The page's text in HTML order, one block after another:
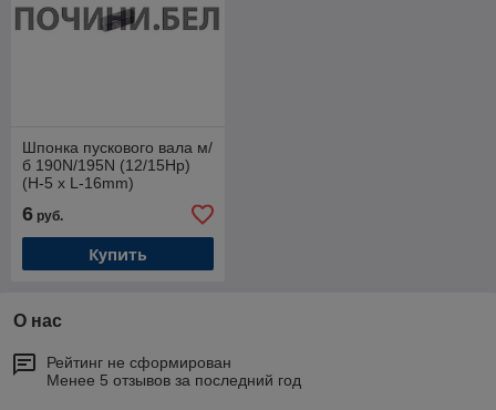
Шпонка пускового вала м/
б 190N/195N (12/15Hp)
(H-5 x L-16mm)
6 руб.
Купить
О нас
Рейтинг не сформирован
Менее 5 отзывов за последний год